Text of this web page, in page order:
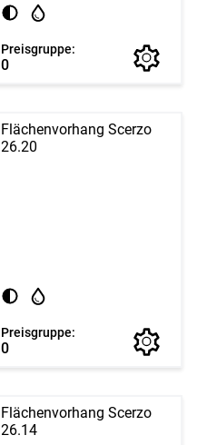
Preisgruppe:
0
Flächenvorhang Scerzo
26.20
Preisgruppe:
0
Flächenvorhang Scerzo
26.14